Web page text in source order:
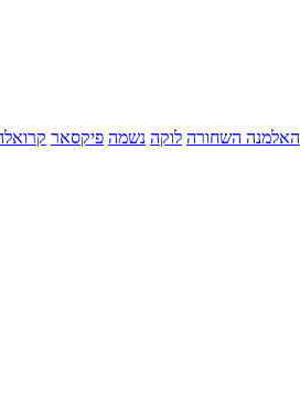
האלמנה השחורה לוקה נשמה פיקסאר